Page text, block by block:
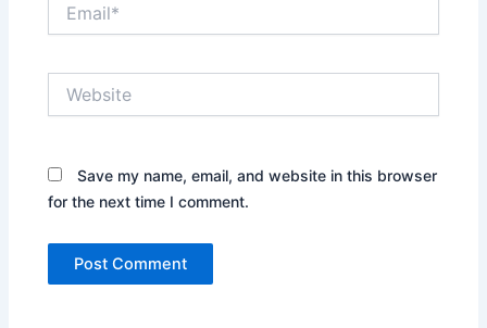
Save my name, email, and website in this browser
for the next time I comment.